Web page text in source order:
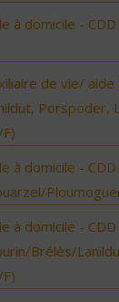
à domicile -
de vie/
Porspoder,
à domicile -
à domicile -
Brélès/